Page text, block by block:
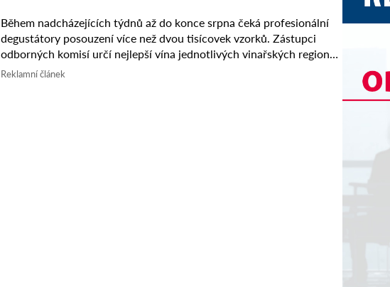
Během nadcházejících týdnů až do konce srpna čeká profesionální
degustátory posouzení více než dvou tisícovek vzorků. Zástupci
odborných komisí určí nejlepší vína jednotlivých vinařských regionů,
která se posléze utkají o ...
Reklamní článek